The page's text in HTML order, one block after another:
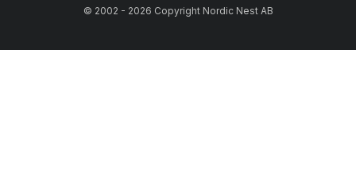
© 2002 - 2026 Copyright Nordic Nest AB